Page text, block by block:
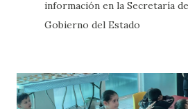
información en la Secretaría
Gobierno del Estado